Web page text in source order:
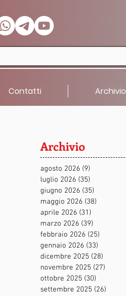
Contatti Archivio
Archivio
agosto 2026 (9)
luglio 2026 (35)
giugno 2026 (35)
maggio 2026 (38)
aprile 2026 (31)
marzo 2026 (39)
febbraio 2026 (25)
gennaio 2026 (33)
dicembre 2025 (28)
novembre 2025 (27)
ottobre 2025 (30)
settembre 2025 (26)